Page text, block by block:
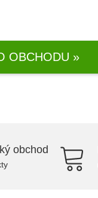
OBCHODU »
obchod